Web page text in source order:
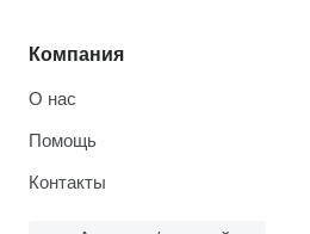
Компания
О нас
Помощь
Контакты